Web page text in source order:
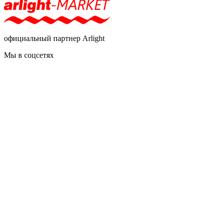
официальный партнер Arlight
Мы в соцсетях